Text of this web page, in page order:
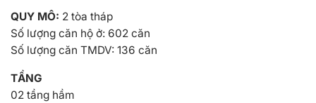
QUY MÔ: 2 tòa tháp
Số lượng căn hộ ở: 602 căn
Số lượng căn TMDV: 136 căn
TẦNG
02 tầng hầm